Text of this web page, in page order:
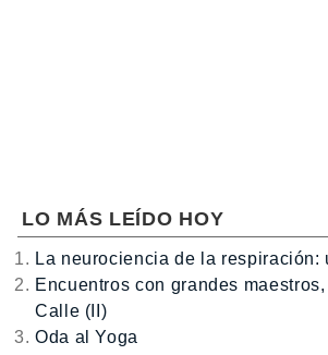
LO MÁS LEÍDO HOY
La neurociencia de la
Encuentros con grandes
Calle (II)
Oda al Yoga